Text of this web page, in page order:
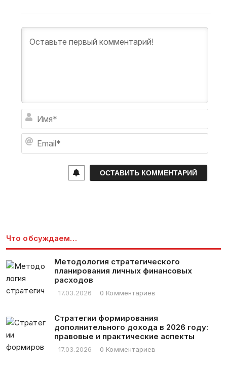
я
Что обсуждаем…
Методология стратегического
планирования личных финансовых
расходов
17.03.2026 0 Комментариев
Стратегии формирования
дополнительного дохода в 2026 году:
правовые и практические аспекты
17.03.2026 0 Комментариев